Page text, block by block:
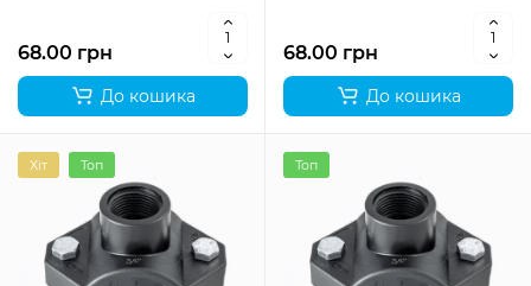
68.00 грн
До кошика
68.00 грн
До кошика
Хіт Топ Топ